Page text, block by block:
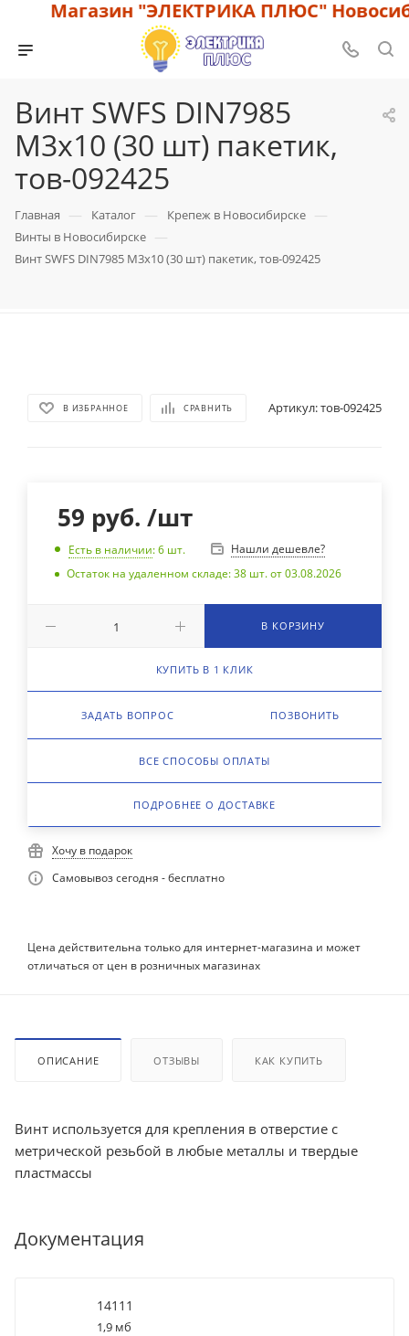
Магазин "ЭЛЕКТРИКА ПЛЮС"
Винт SWFS DIN7985
M3х10 (30 шт) пакетик,
тов-092425
Главная — Каталог — Крепеж в Новосибирске —
Винты в Новосибирске —
Винт SWFS DIN7985 M3х10 (30 шт) пакетик, тов-092425
В ИЗБРАННОЕ СРАВНИТЬ Артикул:тов-092425
59 руб. /шт
Есть в наличии: 6 шт.
Нашли дешевле?
Остаток на удаленном складе: 38 шт. от 03.08.2026
В КОРЗИНУ
КУПИТЬ В 1 КЛИК
ЗАДАТЬ ВОПРОС ПОЗВОНИТЬ
ВСЕ СПОСОБЫ ОПЛАТЫ
ПОДРОБНЕЕ О ДОСТАВКЕ
Хочу в подарок
Самовывоз сегодня - бесплатно
Цена действительна только для интернет-магазина и может
отличаться от цен в розничных магазинах
ОПИСАНИЕ ОТЗЫВЫ КАК КУПИТЬ
Винт используется для крепления в отверстие с
метрической резьбой в любые металлы и твердые
пластмассы
Документация
14111
1,9 мб